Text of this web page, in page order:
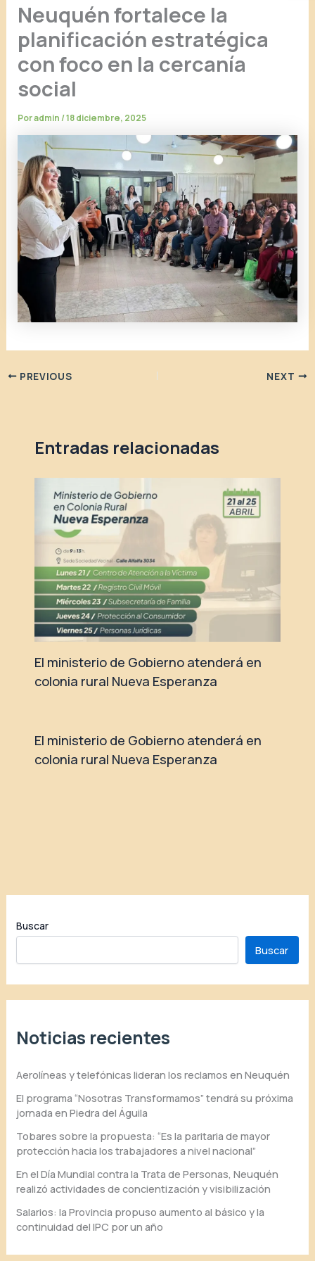
Neuquén fortalece la
planificación estratégica
con foco en la cercanía
social
Poradmin/18 diciembre, 2025
PREVIOUS NEXT
Entradas relacionadas
El ministerio de Gobierno atenderá en
colonia rural Nueva Esperanza
El ministerio de Gobierno atenderá en
colonia rural Nueva Esperanza
Buscar
Buscar
Noticias recientes
Aerolíneas y telefónicas lideran los reclamos en Neuquén
El programa “Nosotras Transformamos” tendrá su próxima
jornada en Piedra del Águila
Tobares sobre la propuesta: “Es la paritaria de mayor
protección hacia los trabajadores a nivel nacional”
En el Día Mundial contra la Trata de Personas, Neuquén
realizó actividades de concientización y visibilización
Salarios: la Provincia propuso aumento al básico y la
continuidad del IPC por un año